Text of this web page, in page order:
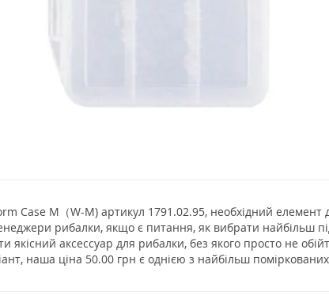
Case M（W-M) артикул 1791.02.95, необхідний елемент
рибалки, якщо є питання, як вибрати найбільш
якісний аксессуар для рибалки, без якого просто не
наша ціна 50.00 грн є однією з найбільш